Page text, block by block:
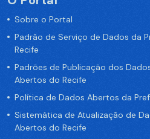
Sobre o Portal
Padrão de Serviço de Dados da
Recife
Padrões de Publicação dos
Abertos do Recife
Política de Dados Abertos da
Sistemática de Atualização de
Abertos do Recife